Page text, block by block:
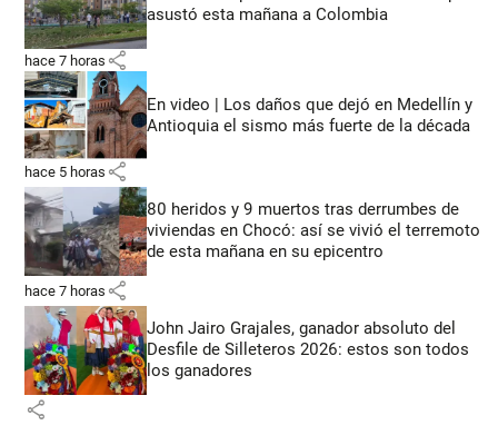
asustó esta mañana a Colombia
hace 7 horas share
En video | Los daños que dejó en Medellín y
Antioquia el sismo más fuerte de la década
hace 5 horas share
80 heridos y 9 muertos tras derrumbes de
viviendas en Chocó: así se vivió el terremoto
de esta mañana en su epicentro
hace 7 horas share
John Jairo Grajales, ganador absoluto del
Desfile de Silleteros 2026: estos son todos
los ganadores
share